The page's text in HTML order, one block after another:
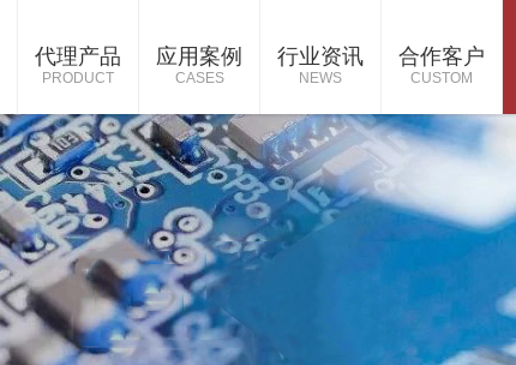
代理产品
PRODUCT
应用案例
CASES
行业资讯
NEWS
合作客户
CUSTOM